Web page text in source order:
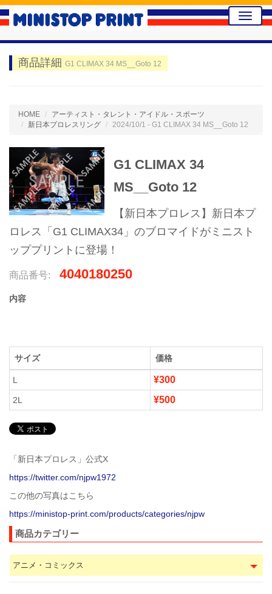
Toggle
商品詳細 G1 CLIMAX 34 MS__Goto 12
HOME
アーティスト・タレント・アイドル・スポーツ
新日本プロレスリング
2024/10/1 - G1 CLIMAX 34 MS__Goto 12
G1 CLIMAX 34
MS__Goto 12
【新日本プロレス】新日本プ
ロレス「G1 CLIMAX34」のブロマイドがミニスト
ッププリントに登場！
商品番号: 4040180250
内容
サイズ 価格
L ¥300
2L ¥500
「新日本プロレス」公式X
https://twitter.com/njpw1972
この他の写真はこちら
https://ministop-print.com/products/categories/njpw
商品カテゴリー
アニメ・コミックス